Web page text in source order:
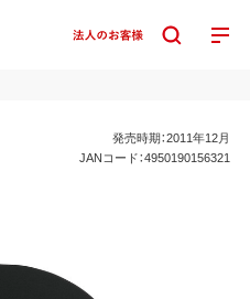
発売時期：2011年12月
JANコード：4950190156321